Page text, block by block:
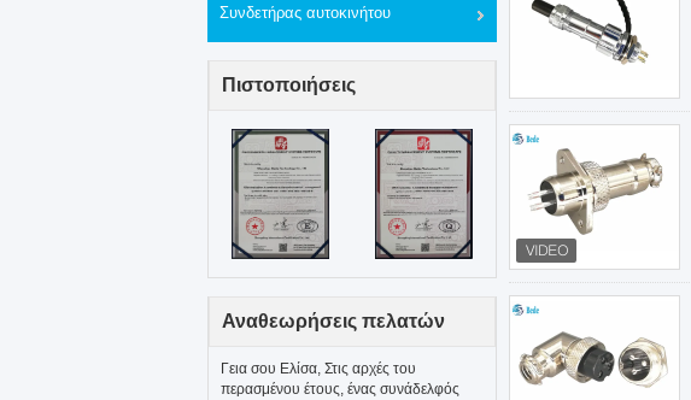
Συνδετήρας αυτοκινήτου
Πιστοποιήσεις
Αναθεωρήσεις πελατών
Γεια σου Ελίσα, Στις αρχές του
περασμένου έτους, ένας συνάδελφός